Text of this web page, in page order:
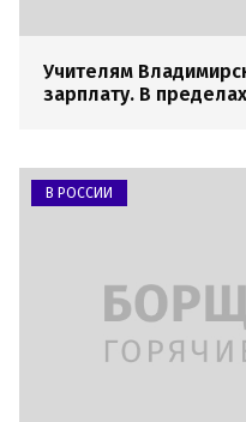
Учителям
зарплату. В
В РОССИИ